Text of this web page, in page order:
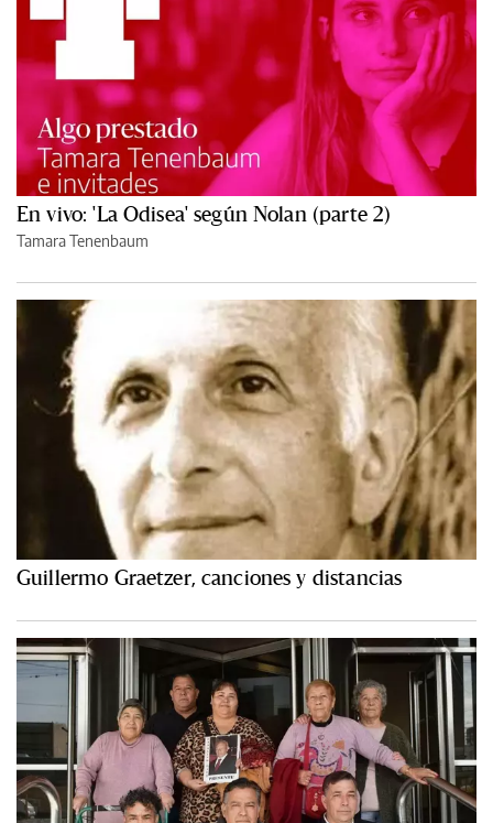
En vivo: 'La Odisea' según Nolan (parte 2)
Tamara Tenenbaum
Guillermo Graetzer, canciones y distancias